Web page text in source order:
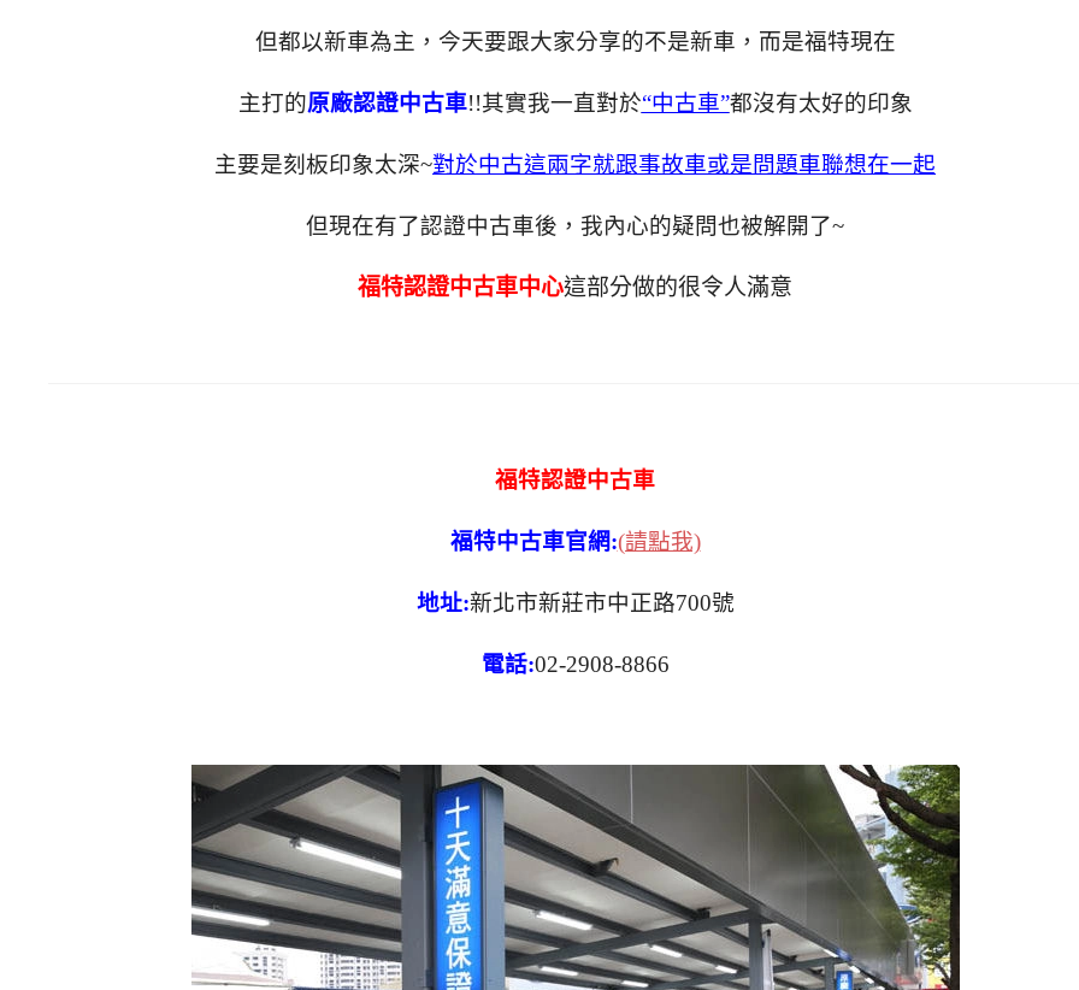
但都以新車為主，今天要跟大家分享的不是新車，而是福特現在
主打的原廠認證中古車!!其實我一直對於“中古車”都沒有太好的印象
主要是刻板印象太深~對於中古這兩字就跟事故車或是問題車聯想在一起
但現在有了認證中古車後，我內心的疑問也被解開了~
福特認證中古車中心這部分做的很令人滿意
福特認證中古車
福特中古車官網:(請點我)
地址:新北市新莊市中正路700號
電話:02-2908-8866